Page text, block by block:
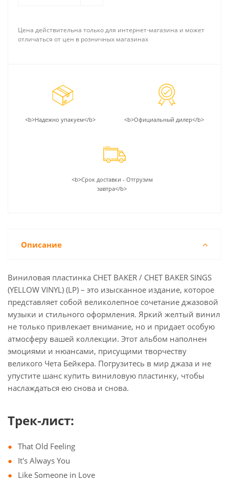
Цена действительна только для интернет-магазина и может
отличаться от цен в розничных магазинах
<b>Надежно упакуем</b> <b>Официальный дилер</b>
<b>Срок доставки - Отгрузим
завтра</b>
Описание
Виниловая пластинка CHET BAKER / CHET BAKER SINGS
(YELLOW VINYL) (LP) – это изысканное издание, которое
представляет собой великолепное сочетание джазовой
музыки и стильного оформления. Яркий желтый винил
не только привлекает внимание, но и придает особую
атмосферу вашей коллекции. Этот альбом наполнен
эмоциями и нюансами, присущими творчеству
великого Чета Бейкера. Погрузитесь в мир джаза и не
упустите шанс купить виниловую пластинку, чтобы
наслаждаться ею снова и снова.
Трек-лист:
That Old Feeling
It's Always You
Like Someone in Love